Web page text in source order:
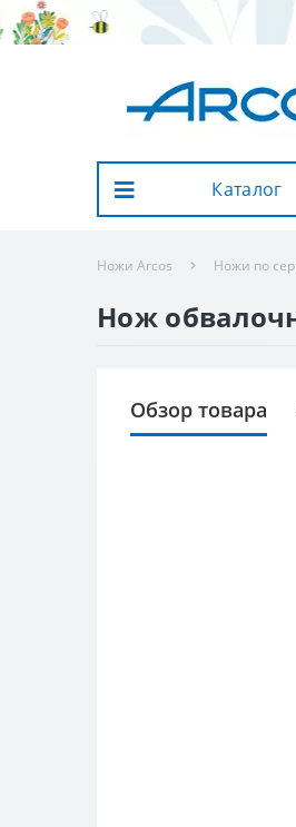
Каталог
Ножи Arcos Ножи по
Нож
Обзор товара